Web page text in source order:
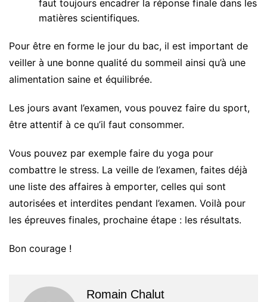
faut toujours encadrer la réponse finale dans les
matières scientifiques.
Pour être en forme le jour du bac, il est important de
veiller à une bonne qualité du sommeil ainsi qu’à une
alimentation saine et équilibrée.
Les jours avant l’examen, vous pouvez faire du sport,
être attentif à ce qu’il faut consommer.
Vous pouvez par exemple faire du yoga pour
combattre le stress. La veille de l’examen, faites déjà
une liste des affaires à emporter, celles qui sont
autorisées et interdites pendant l’examen. Voilà pour
les épreuves finales, prochaine étape : les résultats.
Bon courage !
Romain Chalut